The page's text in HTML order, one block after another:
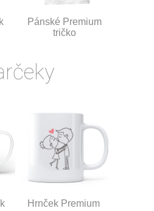
Pánské Premium
tričko
Hrnček Premium